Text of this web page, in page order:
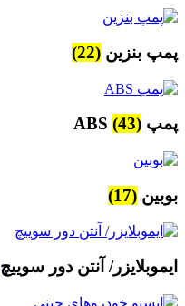
پمپ بنزین (22)
پمپ ABS (43)
بوبین (17)
ایموبلایزر/ آنتن دور سوییچ